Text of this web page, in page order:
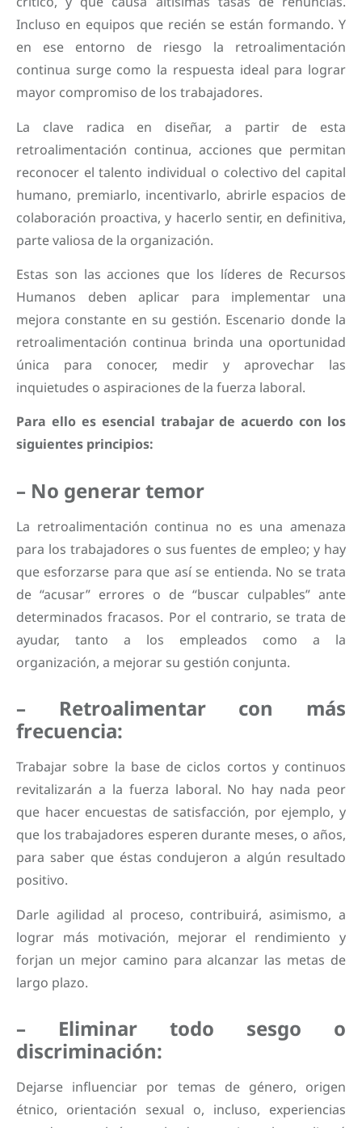
Incluso en equipos que recién se están formando. Y
en ese entorno de riesgo la retroalimentación
continua surge como la respuesta ideal para lograr
mayor compromiso de los trabajadores.
La clave radica en diseñar, a partir de esta
retroalimentación continua, acciones que permitan
reconocer el talento individual o colectivo del capital
humano, premiarlo, incentivarlo, abrirle espacios de
colaboración proactiva, y hacerlo sentir, en definitiva,
parte valiosa de la organización.
Estas son las acciones que los líderes de Recursos
Humanos deben aplicar para implementar una
mejora constante en su gestión. Escenario donde la
retroalimentación continua brinda una oportunidad
única para conocer, medir y aprovechar las
inquietudes o aspiraciones de la fuerza laboral.
Para ello es esencial trabajar de acuerdo con los
siguientes principios:
– No generar temor
La retroalimentación continua no es una amenaza
para los trabajadores o sus fuentes de empleo; y hay
que esforzarse para que así se entienda. No se trata
de “acusar” errores o de “buscar culpables” ante
determinados fracasos. Por el contrario, se trata de
ayudar, tanto a los empleados como a la
organización, a mejorar su gestión conjunta.
– Retroalimentar con más
frecuencia:
Trabajar sobre la base de ciclos cortos y continuos
revitalizarán a la fuerza laboral. No hay nada peor
que hacer encuestas de satisfacción, por ejemplo, y
que los trabajadores esperen durante meses, o años,
para saber que éstas condujeron a algún resultado
positivo.
Darle agilidad al proceso, contribuirá, asimismo, a
lograr más motivación, mejorar el rendimiento y
forjan un mejor camino para alcanzar las metas de
largo plazo.
– Eliminar todo sesgo o
discriminación:
Dejarse influenciar por temas de género, origen
étnico, orientación sexual o, incluso, experiencias